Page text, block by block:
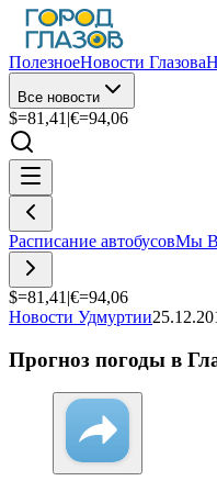
ПолезноеНовости Глазова
Все новости
$=81,41 |€=94,06
Расписание автобусовМы
$=81,41 |€=94,06
Новости Удмуртии
Прогноз погоды в